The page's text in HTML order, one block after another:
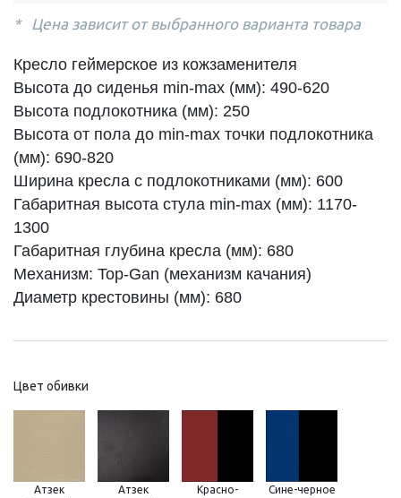
Цена зависит от выбранного варианта товара
Кресло геймерское из кожзаменителя
Высота до сиденья min-max (мм): 490-620
Высота подлокотника (мм): 250
Высота от пола до min-max точки подлокотника
(мм): 690-820
Ширина кресла с подлокотниками (мм): 600
Габаритная высота стула min-max (мм): 1170-
1300
Габаритная глубина кресла (мм): 680
Механизм: Top-Gan (механизм качания)
Диаметр крестовины (мм): 680
Цвет обивки
Атзек
Атзек
Красно-
Сине-черное